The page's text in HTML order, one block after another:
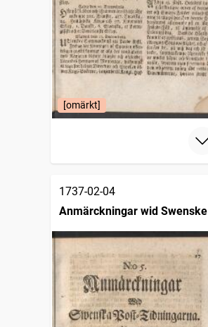
[omärkt]
1737-02-04
Anmärckningar wid Swenske
posttidningarne